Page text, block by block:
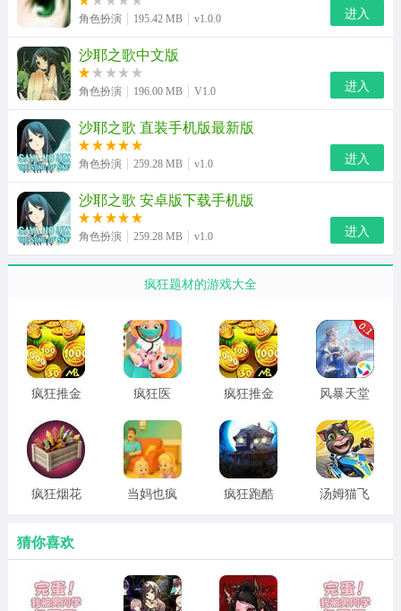
4、玩家将踏入设定独特的奇幻世界，可自由挑选自己偏好
的冒险角色开启专属旅程。
沙耶之歌游戏说明
事才能抵达自己期望的终点。
2、游戏场景搭建极具沉浸感，周遭环境黑暗又充满陌生
感，能给玩家极强的身临其境体验。
3、巧妙结合解谜与冒险双重玩法，只有完成关卡全部挑
战、击退怪物才能解开最终谜题。
与适配配乐，带来难忘情感之旅。
沙耶之歌游戏角色介绍
1、沙耶(さや)
配音：川村みどり(高野直子)
突然出现在匂坂郁纪(本作主人公)眼前的谜之少女 ，正在
寻找失踪的“父亲”——奥涯雅彦教授。在郁纪眼中的世界里
柱，对于住院中的郁纪来说，与沙耶的相遇是命运的相
遇，同时沙耶也对爱着自己的郁纪心存好感。但真身却是
以内脏为食的可怕怪物，因此在现实世界中总是隐藏着自
角色扮演 195.42 MB v1.0.0 进入
沙耶之歌中文版
角色扮演 196.00 MB V1.0 进入
沙耶之歌 直装手机版最新版
角色扮演 259.28 MB v1.0 进入
沙耶之歌 安卓版下载手机版
角色扮演 259.28 MB v1.0 进入
疯狂题材的游戏大全
疯狂推金
疯狂医
医生 最新
版
疯狂推金
风暴天堂
版
疯狂烟花
当妈也疯
疯狂跑酷
汤姆猫飞
猜你喜欢